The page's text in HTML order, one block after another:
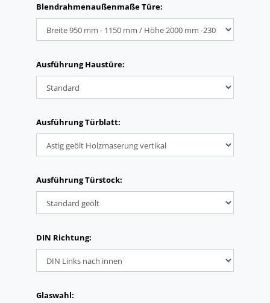
Blendrahmenaußenmaße Türe:
Ausführung Haustüre:
Ausführung Türblatt:
Ausführung Türstock:
DIN Richtung:
Glaswahl: